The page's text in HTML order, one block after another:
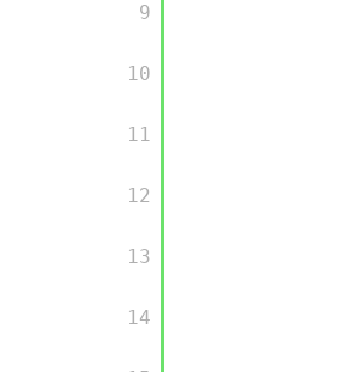
       9
       10
       11
       12
       13
       14